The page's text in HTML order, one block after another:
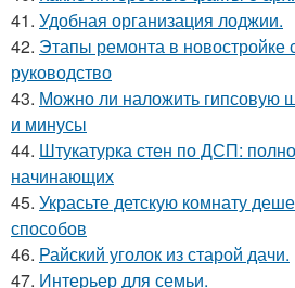
41. Удобная организация лоджии.
42. Этапы ремонта в новостройке
руководство
43. Можно ли наложить гипсовую
и минусы
44. Штукатурка стен по ДСП:
начинающих
45. Украсьте детскую комнату
способов
46. Райский уголок из старой дачи.
47. Интерьер для семьи.